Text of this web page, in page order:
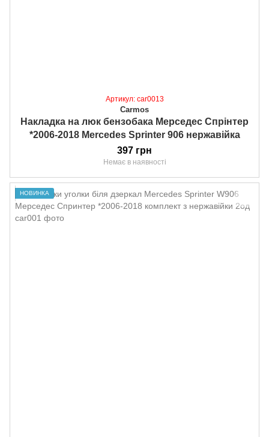
Артикул: car0013
Carmos
Накладка на люк бензобака Мерседес Спрінтер
*2006-2018 Mercedes Sprinter 906 нержавійка
397 грн
Немає в наявності
НОВИНКА